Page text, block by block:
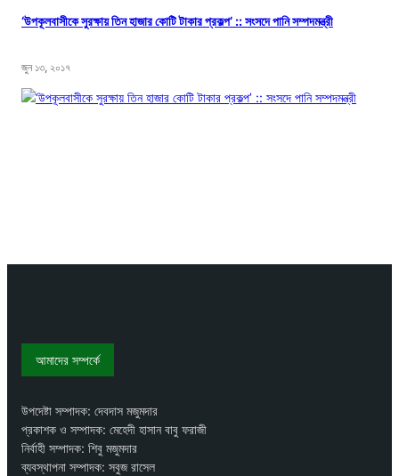
‘উপকূলবাসীকে সুরক্ষায় তিন হাজার কোটি টাকার প্রকল্প’ :: সংসদে পানি সম্পদমন্ত্রী
জুন ১৩, ২০১৭
আমাদের সম্পর্কে
উপদেষ্টা সম্পাদক: দেবদাস মজুমদার
প্রকাশক ও সম্পাদক: মেহেদী হাসান বাবু ফরাজী
নির্বাহী সম্পাদক: শিবু মজুমদার
ব্যবস্থাপনা সম্পাদক: সবুজ রাসেল